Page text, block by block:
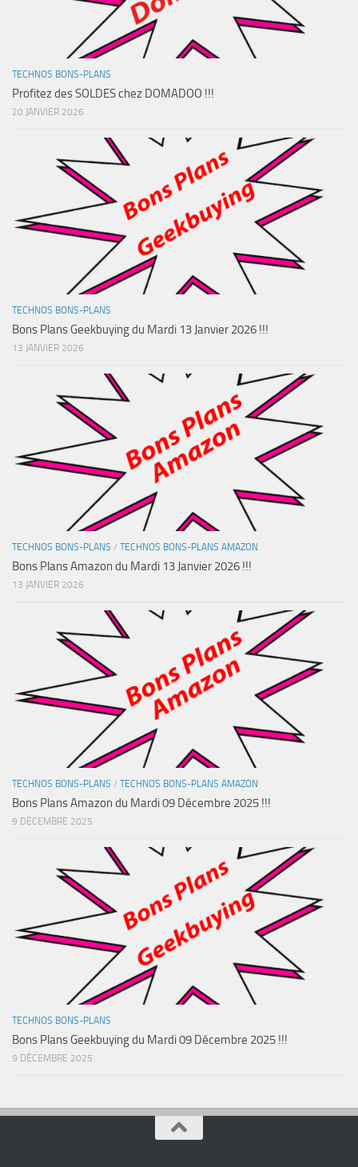
TECHNOS BONS-PLANS
Profitez des SOLDES chez DOMADOO !!!
20 JANVIER 2026
TECHNOS BONS-PLANS
Bons Plans Geekbuying du Mardi 13 Janvier 2026 !!!
13 JANVIER 2026
TECHNOS BONS-PLANS / TECHNOS BONS-PLANS AMAZON
Bons Plans Amazon du Mardi 13 Janvier 2026 !!!
13 JANVIER 2026
TECHNOS BONS-PLANS / TECHNOS BONS-PLANS AMAZON
Bons Plans Amazon du Mardi 09 Décembre 2025 !!!
9 DÉCEMBRE 2025
TECHNOS BONS-PLANS
Bons Plans Geekbuying du Mardi 09 Décembre 2025 !!!
9 DÉCEMBRE 2025